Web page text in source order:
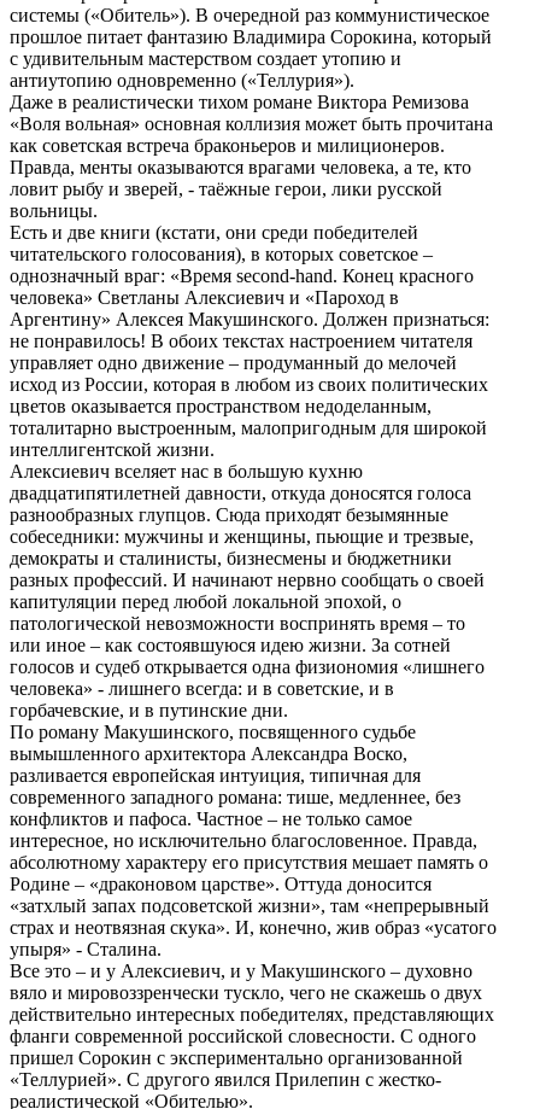
системы («Обитель»). В очередной раз коммунистическое
прошлое питает фантазию Владимира Сорокина, который
с удивительным мастерством создает утопию и
антиутопию одновременно («Теллурия»).
Даже в реалистически тихом романе Виктора Ремизова
«Воля вольная» основная коллизия может быть прочитана
как советская встреча браконьеров и милиционеров.
Правда, менты оказываются врагами человека, а те, кто
ловит рыбу и зверей, - таёжные герои, лики русской
вольницы.
Есть и две книги (кстати, они среди победителей
читательского голосования), в которых советское –
однозначный враг: «Время second-hand. Конец красного
человека» Светланы Алексиевич и «Пароход в
Аргентину» Алексея Макушинского. Должен признаться:
не понравилось! В обоих текстах настроением читателя
управляет одно движение – продуманный до мелочей
исход из России, которая в любом из своих политических
цветов оказывается пространством недоделанным,
тоталитарно выстроенным, малопригодным для широкой
интеллигентской жизни.
Алексиевич вселяет нас в большую кухню
двадцатипятилетней давности, откуда доносятся голоса
разнообразных глупцов. Сюда приходят безымянные
собеседники: мужчины и женщины, пьющие и трезвые,
демократы и сталинисты, бизнесмены и бюджетники
разных профессий. И начинают нервно сообщать о своей
капитуляции перед любой локальной эпохой, о
патологической невозможности воспринять время – то
или иное – как состоявшуюся идею жизни. За сотней
голосов и судеб открывается одна физиономия «лишнего
человека» - лишнего всегда: и в советские, и в
горбачевские, и в путинские дни.
По роману Макушинского, посвященного судьбе
вымышленного архитектора Александра Воско,
разливается европейская интуиция, типичная для
современного западного романа: тише, медленнее, без
конфликтов и пафоса. Частное – не только самое
интересное, но исключительно благословенное. Правда,
абсолютному характеру его присутствия мешает память о
Родине – «драконовом царстве». Оттуда доносится
«затхлый запах подсоветской жизни», там «непрерывный
страх и неотвязная скука». И, конечно, жив образ «усатого
упыря» - Сталина.
Все это – и у Алексиевич, и у Макушинского – духовно
вяло и мировоззренчески тускло, чего не скажешь о двух
действительно интересных победителях, представляющих
фланги современной российской словесности. С одного
пришел Сорокин с экспериментально организованной
«Теллурией». С другого явился Прилепин с жестко-
реалистической «Обителью».